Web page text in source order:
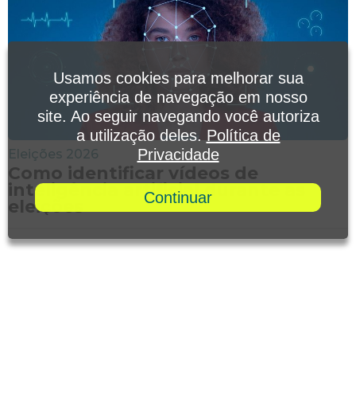
Eleições 2026
Como identificar vídeos de
inteligência artificial durante as
eleições
Usamos cookies para melhorar sua
experiência de navegação em nosso
site. Ao seguir navegando você autoriza
a utilização deles. Política de
Privacidade
Continuar